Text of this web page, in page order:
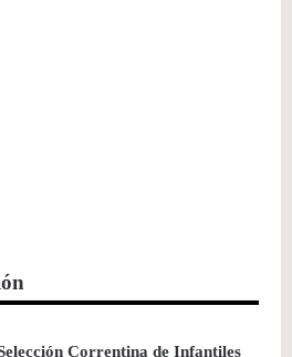
Correntina de Infantiles